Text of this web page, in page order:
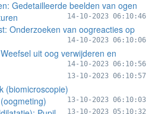
Gedetailleerde beelden van ogen
14-10-2023 06:10:46
Onderzoeken van oogreacties op
14-10-2023 06:10:06
uit oog verwijderen en
14-10-2023 06:10:56
13-10-2023 06:10:57
(biomicroscopie)
13-10-2023 06:10:03
13-10-2023 05:10:32